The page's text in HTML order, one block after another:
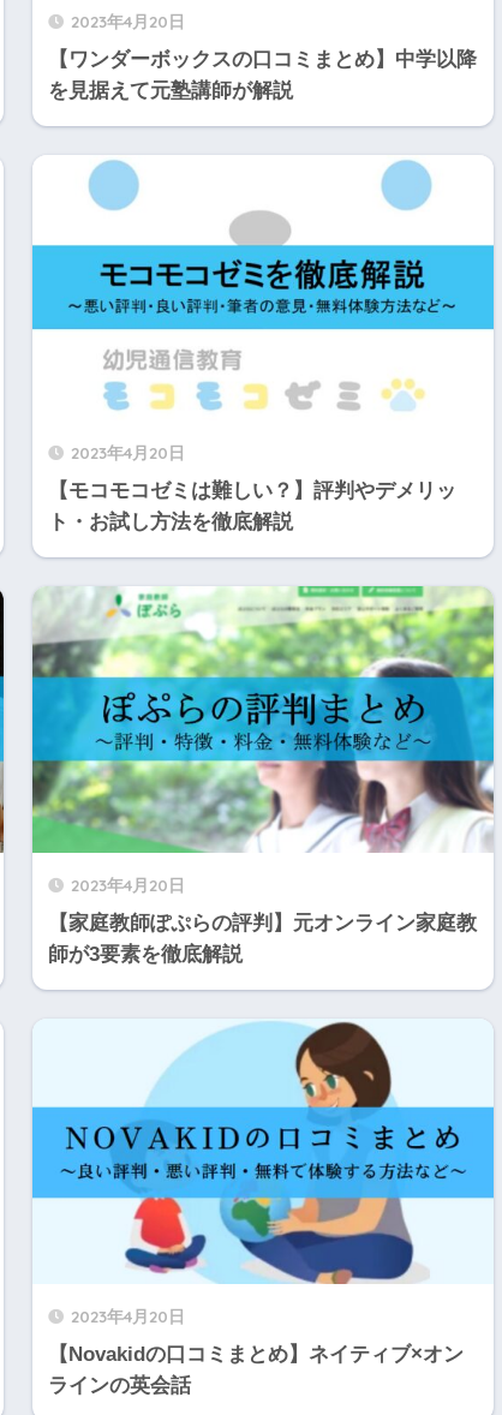
2023年4月20日
【ワンダーボックスの口コミまとめ】中学以降
を見据えて元塾講師が解説
2023年4月20日
【モコモコゼミは難しい？】評判やデメリッ
ト・お試し方法を徹底解説
2023年4月20日
【家庭教師ぽぷらの評判】元オンライン家庭教
師が3要素を徹底解説
2023年4月20日
【Novakidの口コミまとめ】ネイティブ×オン
ラインの英会話